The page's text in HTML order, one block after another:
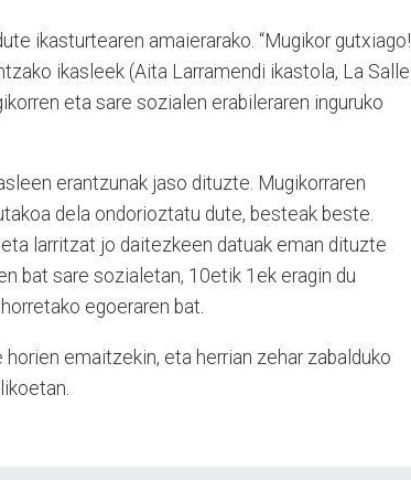
ikasturtearen amaierarako. “Mugikor
ikasleek (Aita Larramendi ikastola, La Salle
eta sare sozialen erabileraren inguruko
erantzunak jaso dituzte. Mugikorraren
dela ondorioztatu dute, besteak beste.
eta larritzat jo daitezkeen datuak eman dituzte
bat sare sozialetan, 10etik 1ek eragin du
egoeraren bat.
emaitzekin, eta herrian zehar zabalduko